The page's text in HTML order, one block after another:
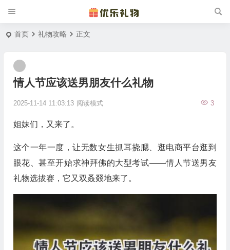
首页 礼物攻略 正文
情人节应该送男朋友什么礼物
2025-11-14 11:03:13 3
阅读模式
姐妹们，又来了。
这个一年一度，让无数女生抓耳挠腮、逛电商平台逛到
眼花、甚至开始求神拜佛的大型考试——情人节送男友
礼物选拔赛，它又双叒叕地来了。